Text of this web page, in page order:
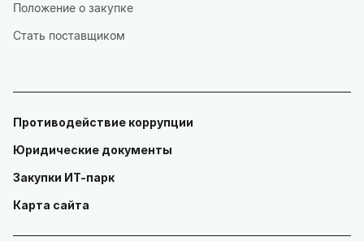
Положение о закупке
Стать поставщиком
Противодействие коррупции
Юридические документы
Закупки ИТ-парк
Карта сайта